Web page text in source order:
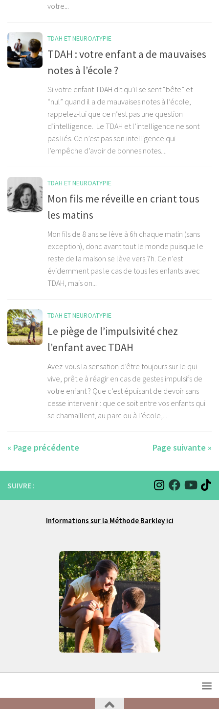
votre...
TDAH ET NEUROATYPIE
TDAH : votre enfant a de mauvaises
notes à l’école ?
Si votre enfant TDAH dit qu’il se sent “bête” et
“nul” quand il a de mauvaises notes à l’école,
rappelez-lui que ce n’est pas une question
d’intelligence. Le TDAH et l’intelligence ne sont
pas liés. Ce n’est pas son intelligence qui
l’empêche d’avoir de bonnes notes....
TDAH ET NEUROATYPIE
Mon fils me réveille en criant tous
les matins
Mon fils de 8 ans se lève à 6h chaque matin (sans
exception), donc avant tout le monde puisque le
reste de la maison se lève vers 7h. Ce n’est
évidemment pas le cas de tous les enfants avec
TDAH, mais on...
TDAH ET NEUROATYPIE
Le piège de l’impulsivité chez
l’enfant avec TDAH
Avez-vous la sensation d’être toujours sur le qui-
vive, prêt.e à réagir en cas de gestes impulsifs de
votre enfant ? Que c’est épuisant de devoir sans
cesse intervenir : que ce soit entre vos enfants qui
se chamaillent, au parc ou à l’école,...
« Page précédente Page suivante »
SUIVRE :
Informations sur la Méthode Barkley ici